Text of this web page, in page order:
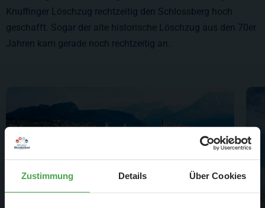
Zustimmung Details Über Cookies
Knuffinger Löschzug rechtzeitig den Schlossberg hoch
geschafft. Sogar der alte historische Löschzug aus den 70er
Jahren kam gerade noch rechtzeitig an.